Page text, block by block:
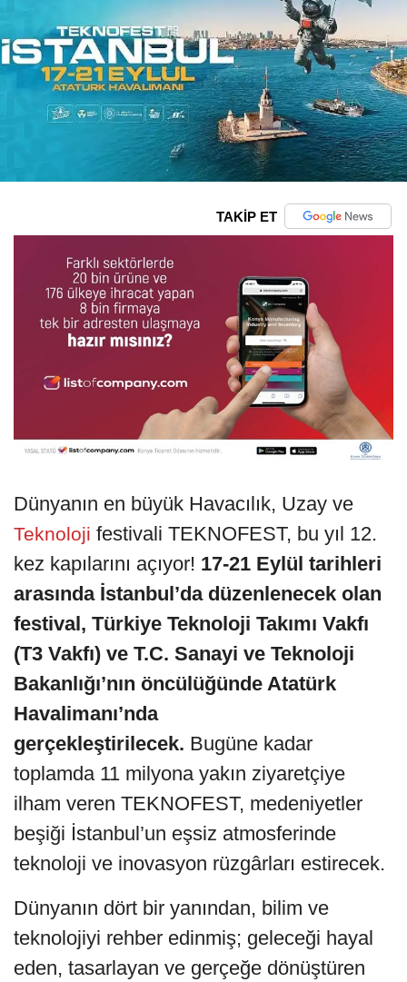
TAKİP ET
Dünyanın en büyük Havacılık, Uzay ve
Teknoloji festivali TEKNOFEST, bu yıl 12.
kez kapılarını açıyor! 17-21 Eylül tarihleri
arasında İstanbul’da düzenlenecek olan
festival, Türkiye Teknoloji Takımı Vakfı
(T3 Vakfı) ve T.C. Sanayi ve Teknoloji
Bakanlığı’nın öncülüğünde Atatürk
Havalimanı’nda
gerçekleştirilecek. Bugüne kadar
toplamda 11 milyona yakın ziyaretçiye
ilham veren TEKNOFEST, medeniyetler
beşiği İstanbul’un eşsiz atmosferinde
teknoloji ve inovasyon rüzgârları estirecek.
Dünyanın dört bir yanından, bilim ve
teknolojiyi rehber edinmiş; geleceği hayal
eden, tasarlayan ve gerçeğe dönüştüren